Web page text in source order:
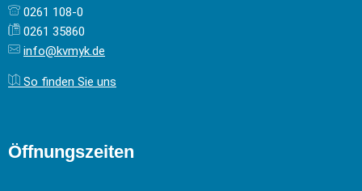
0261 108-0
0261 35860
info@kvmyk.de
So finden Sie uns
Öffnungszeiten